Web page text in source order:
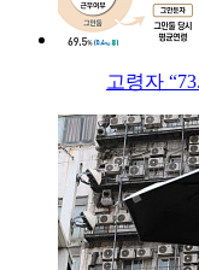
고령자